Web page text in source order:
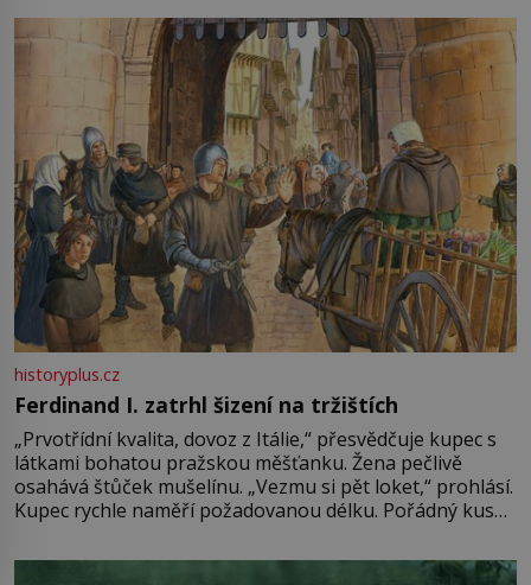
pře hned několik latinskoamerických zemí a k tomu
Francie, kde se traduje,
historyplus.cz
Ferdinand I. zatrhl šizení na tržištích
„Prvotřídní kvalita, dovoz z Itálie,“ přesvědčuje kupec s
látkami bohatou pražskou měšťanku. Žena pečlivě
osahává štůček mušelínu. „Vezmu si pět loket,“ prohlásí.
Kupec rychle naměří požadovanou délku. Pořádný kus
milostpaní. Stačí jenom na sukni,“ zhodnotí švadlena